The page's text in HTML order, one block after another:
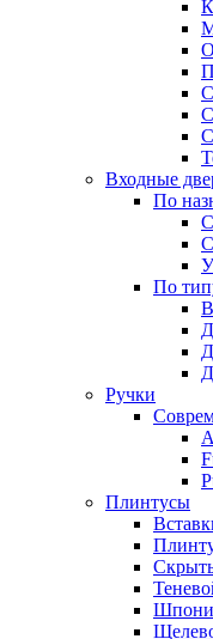
Входные
По
По
Ручки
Плинтусы